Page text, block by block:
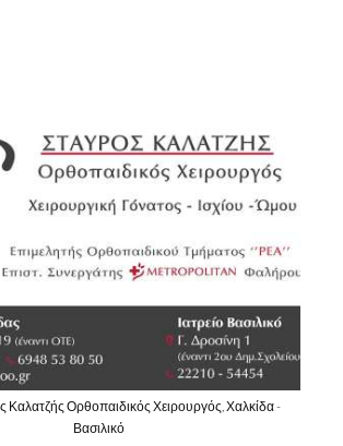
Καλατζής Ορθοπαιδικός Χειρουργός, Χαλκίδα -
Βασιλικό